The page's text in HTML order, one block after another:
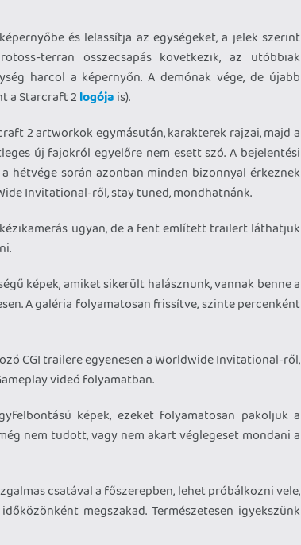
és lelassítja az egységeket, a jelek szerint
terran összecsapás következik, az utóbbiak
harcol a képernyőn. A demónak vége, de újabb
a Starcraft 2 logója is).
2 artworkok egymásután, karakterek rajzai, majd a
új fajokról egyelőre nem esett szó. A bejelentési
hétvége során azonban minden bizonnyal érkeznek
Invitational-ről, stay tuned, mondhatnánk.
ugyan, de a fent említett trailert láthatjuk
képek, amiket sikerült halásznunk, vannak benne a
A galéria folyamatosan frissítve, szinte percenként
CGI trailere egyenesen a Worldwide Invitational-ről,
videó folyamatban.
képek, ezeket folyamatosan pakoljuk a
nem tudott, vagy nem akart véglegeset mondani a
csatával a főszerepben, lehet próbálkozni vele,
megszakad. Természetesen igyekszünk